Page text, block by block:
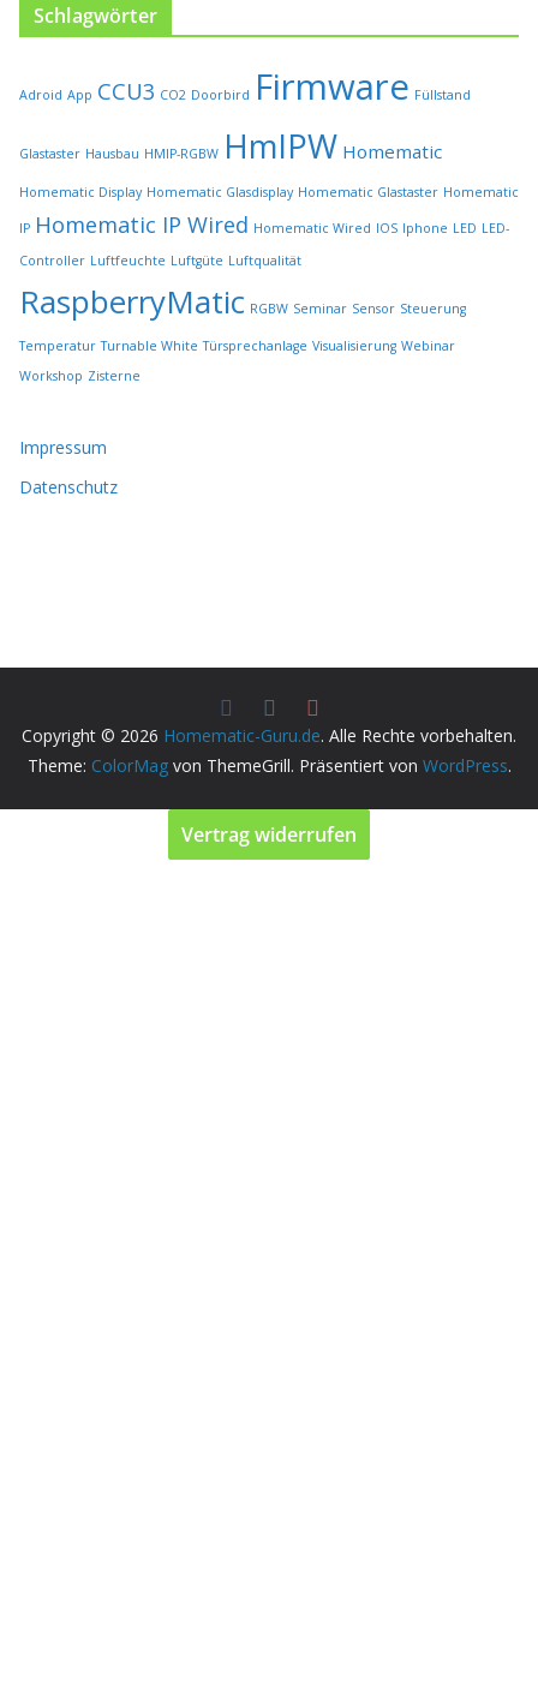
l
d
e
Schlagwörter
Adroid App CCU3 CO2 Doorbird Firmware Füllstand
Glastaster Hausbau HMIP-RGBW HmIPW Homematic
Homematic Display Homematic Glasdisplay Homematic Glastaster Homematic
IP Homematic IP Wired Homematic Wired IOS Iphone LED LED-
Controller Luftfeuchte Luftgüte Luftqualität
RaspberryMatic RGBW Seminar Sensor Steuerung
Temperatur Turnable White Türsprechanlage Visualisierung Webinar
Workshop Zisterne
Impressum
Datenschutz
Copyright © 2026 Homematic-Guru.de. Alle Rechte vorbehalten.
Theme: ColorMagvon ThemeGrill. Präsentiert von WordPress.
Vertrag widerrufen